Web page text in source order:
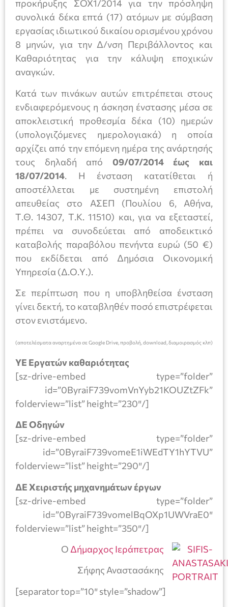
προκήρυξης ΣΟΧ1/2014 για την πρόσληψη
συνολικά δέκα επτά (17) ατόμων με σύμβαση
εργασίας ιδιωτικού δικαίου ορισμένου χρόνου
8 μηνών, για την Δ/νση Περιβάλλοντος και
Καθαριότητας για την κάλυψη εποχικών
αναγκών.
Κατά των πινάκων αυτών επιτρέπεται στους
ενδιαφερόμενους η άσκηση ένστασης μέσα σε
αποκλειστική προθεσμία δέκα (10) ημερών
(υπολογιζόμενες ημερολογιακά) η οποία
αρχίζει από την επόμενη ημέρα της ανάρτησής
τους δηλαδή από 09/07/2014 έως και
18/07/2014. Η ένσταση κατατίθεται ή
αποστέλλεται με συστημένη επιστολή
απευθείας στο ΑΣΕΠ (Πουλίου 6, Αθήνα,
Τ.Θ. 14307, Τ.Κ. 11510) και, για να εξεταστεί,
πρέπει να συνοδεύεται από αποδεικτικό
καταβολής παραβόλου πενήντα ευρώ (50 €)
που εκδίδεται από Δημόσια Οικονομική
Υπηρεσία (Δ.Ο.Υ.).
Σε περίπτωση που η υποβληθείσα ένσταση
γίνει δεκτή, το καταβληθέν ποσό επιστρέφεται
στον ενιστάμενο.
(αποτελέσματα αναρτημένα σε Google Drive, προβολή, download, διαμοιρασμός κλπ)
ΥΕ Εργατών καθαριότητας
[sz-drive-embed type=”folder”
id=”0ByraiF739vomVnYyb21KOUZtZFk”
folderview=”list” height=”230″/]
ΔΕ Οδηγών
[sz-drive-embed type=”folder”
id=”0ByraiF739vomeE1iWEdTY1hYTVU”
folderview=”list” height=”290″/]
ΔΕ Χειριστής μηχανημάτων έργων
[sz-drive-embed type=”folder”
id=”0ByraiF739vomelBqOXp1UWVraE0″
folderview=”list” height=”350″/]
Ο Δήμαρχος Ιεράπετρας
Σήφης Αναστασάκης
[separator top=”10″ style=”shadow”]